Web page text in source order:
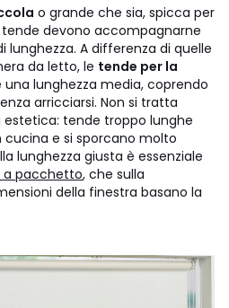
o grande che sia, spicca per
tende devono accompagnarne
lunghezza. A differenza di quelle
da letto, le tende per la
lunghezza media, coprendo
arricciarsi. Non si tratta
tende troppo lunghe
e si sporcano molto
lunghezza giusta è essenziale
a pacchetto, che sulla
della finestra basano la